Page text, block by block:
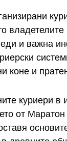
и важна
коне и
куриери в
от